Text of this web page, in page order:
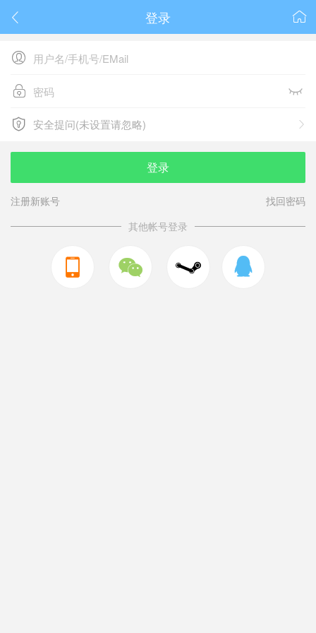
 
登录

 
 
安全提问(未设置请忽略)
安全提问(未设置请忽略)
登录
注册新账号
找回密码
其他帐号登录
  